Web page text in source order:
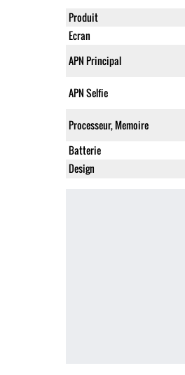
Produit
Ecran
APN Principal
APN Selfie
Processeur, Memoire
Batterie
Design